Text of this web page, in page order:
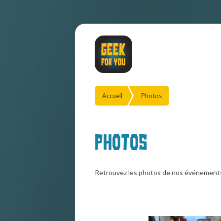
Accueil Photos
Photos
Retrouvez les photos de nos